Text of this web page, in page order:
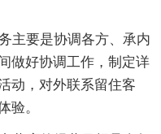
主要是协调各方、承内
做好协调工作，制定详
动，对外联系留住客
验。